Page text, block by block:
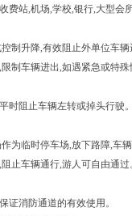
收费站,机场,学校,银行,大型会
制升降,有效阻止外单位车辆
,限制车辆进出,如遇紧急或特
平时阻止车辆左转或掉头行驶
为临时停车场,放下路障,车
,阻止车辆通行,游人可自由通
证消防通道的有效使用。